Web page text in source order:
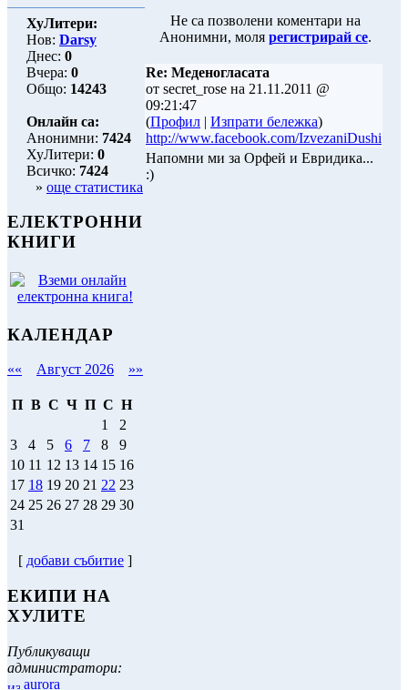
ХуЛитери:
Нов: Darsy
Днес: 0
Вчера: 0
Общо: 14243
Онлайн са:
Анонимни: 7424
ХуЛитери: 0
Всичко: 7424
» още статистика
ЕЛЕКТРОННИ
КНИГИ
КАЛЕНДАР
«« Август 2026 »»
П В С Ч П С Н
1
2
3
4 5 6 7 8
9
10 11 12 13 14 15 16
17 18 19 20 21 22 23
24 25 26 27 28 29 30
31
[ добави събитие ]
ЕКИПИ НА
ХУЛИТЕ
Публикуващи
администратори:
aurora
Не са позволени коментари на
Анонимни, моля регистрирай се.
Re: Меденогласата
от secret_rose на 21.11.2011 @
09:21:47
(Профил | Изпрати бележка)
http://www.facebook.com/IzvezaniDushi
Напомни ми за Орфей и Евридика...
:)